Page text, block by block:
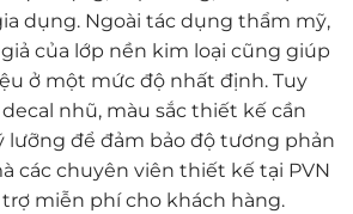
dụng. Ngoài tác dụng thẩm mỹ,
của lớp nền kim loại cũng giúp
ở một mức độ nhất định. Tuy
nhũ, màu sắc thiết kế cần
lưỡng để đảm bảo độ tương phản
các chuyên viên thiết kế tại PVN
miễn phí cho khách hàng.